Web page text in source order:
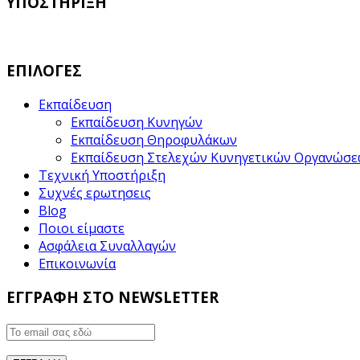
ΕΠΙΛΟΓΕΣ
Εκπαίδευση
Εκπαίδευση Κυνηγών
Εκπαίδευση Θηροφυλάκων
Εκπαίδευση Στελεχών Κυνηγετικών
Τεχνική Υποστήριξη
Συχνές ερωτησεις
Blog
Ποιοι είμαστε
Ασφάλεια Συναλλαγών
Επικοινωνία
ΕΓΓΡΑΦΗ ΣΤΟ NEWSLETTER